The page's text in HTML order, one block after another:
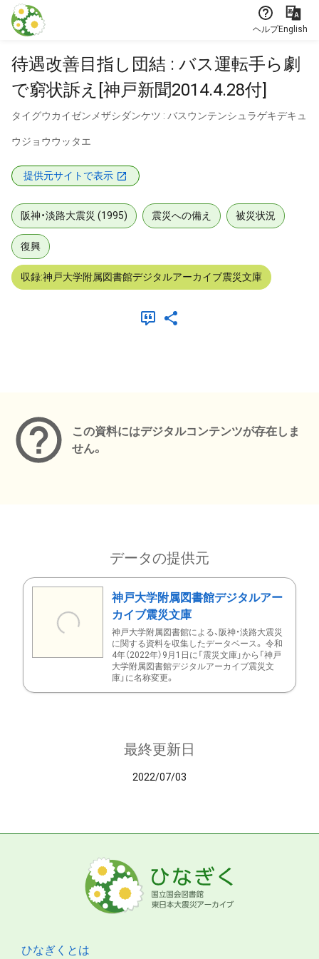
本文に飛ぶ
ヘルプEnglish
待遇改善目指し団結 : バス運転手ら劇
で窮状訴え[神戸新聞2014.4.28付]
タイグウカイゼンメザシダンケツ : バスウンテンシュラゲキデキュ
ウジョウウッタエ
提供元サイトで表示
阪神・淡路大震災 (1995) 震災への備え 被災状況
復興
収録:神戸大学附属図書館デジタルアーカイブ震災文庫
この資料にはデジタルコンテンツが存在しま
せん。
データの提供元
神戸大学附属図書館デジタルアー
カイブ震災文庫
神戸大学附属図書館による、阪神・淡路大震災
に関する資料を収集したデータベース。 令和
4年（2022年）9月1日に「震災文庫」から「神戸
大学附属図書館デジタルアーカイブ震災文
庫」に名称変更。
最終更新日
2022/07/03
ひなぎくとは